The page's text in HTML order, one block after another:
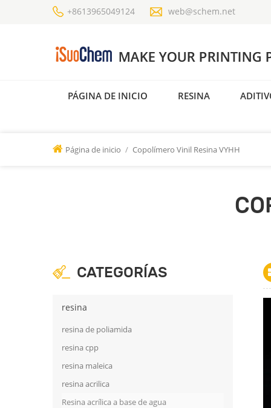
+8613965049124 web@schem.net
PÁGINA DE INICIO RESINA
Página de inicio / Copolímero Vinil Resina VYHH
CATEGORÍAS
resina
resina de poliamida
resina cpp
resina maleica
resina acrilica
Resina acrílica a base de agua